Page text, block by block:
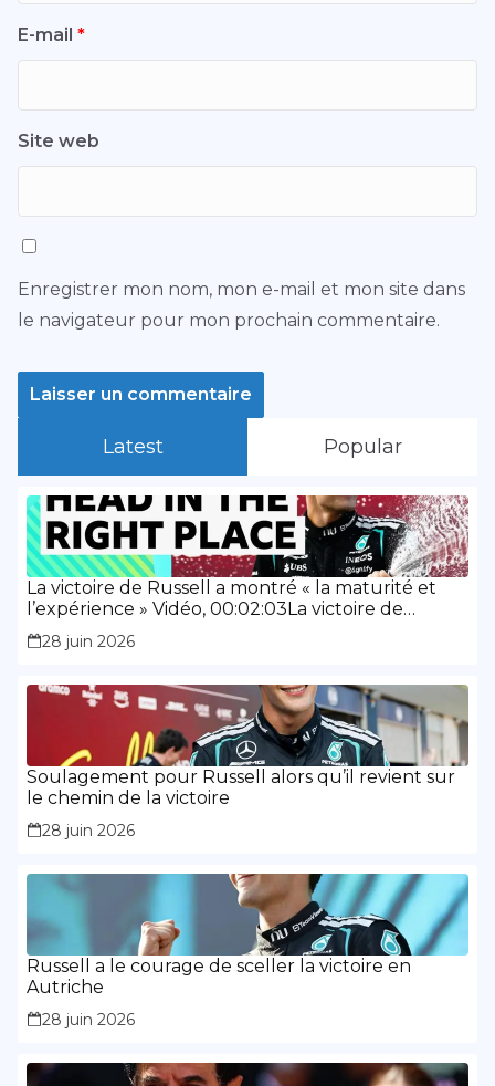
E-mail *
Site web
Enregistrer mon nom, mon e-mail et mon site dans
le navigateur pour mon prochain commentaire.
Latest Popular
La victoire de Russell a montré « la maturité et
l’expérience » Vidéo, 00:02:03La victoire de
Russell a montré « la maturité et l’expérience »
28 juin 2026
Soulagement pour Russell alors qu’il revient sur
le chemin de la victoire
28 juin 2026
Russell a le courage de sceller la victoire en
Autriche
28 juin 2026